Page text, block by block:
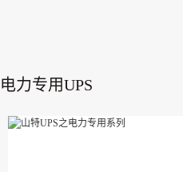
电力专用UPS